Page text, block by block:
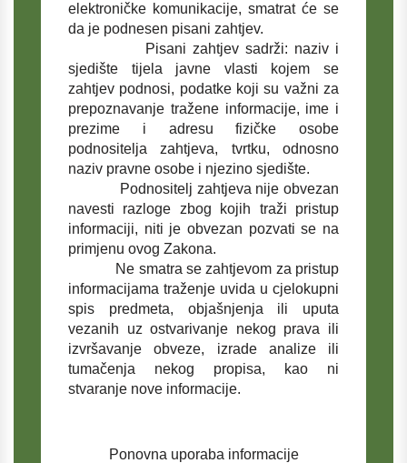
elektroničke komunikacije, smatrat će se
da je podnesen pisani zahtjev.
Pisani zahtjev sadrži: naziv i
sjedište tijela javne vlasti kojem se
zahtjev podnosi, podatke koji su važni za
prepoznavanje tražene informacije, ime i
prezime i adresu fizičke osobe
podnositelja zahtjeva, tvrtku, odnosno
naziv pravne osobe i njezino sjedište.
Podnositelj zahtjeva nije obvezan
navesti razloge zbog kojih traži pristup
informaciji, niti je obvezan pozvati se na
primjenu ovog Zakona.
Ne smatra se zahtjevom za pristup
informacijama traženje uvida u cjelokupni
spis predmeta, objašnjenja ili uputa
vezanih uz ostvarivanje nekog prava ili
izvršavanje obveze, izrade analize ili
tumačenja nekog propisa, kao ni
stvaranje nove informacije.
Ponovna uporaba informacije